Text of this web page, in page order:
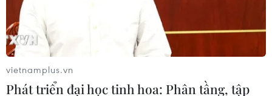
vận động trên toàn thế giới.
vietnamplus.vn
Phát triển đại học tinh hoa: Phân tầng, tập